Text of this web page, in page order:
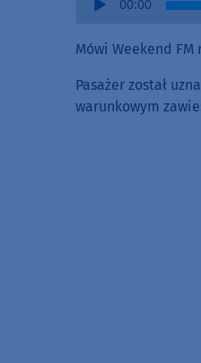
00:00
Mówi Weekend
Pasażer został
warunkowym